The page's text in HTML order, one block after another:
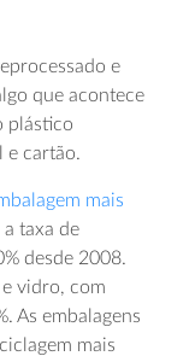
e
que acontece
plástico
e cartão.
mais
taxa de
desde 2008.
e vidro, com
As embalagens
mais